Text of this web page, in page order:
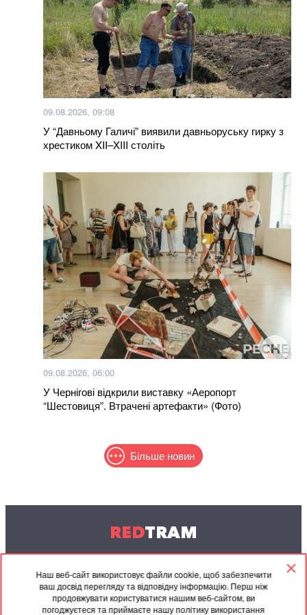
Наш веб-сайт використовує файли cookie, щоб забезпечити
ваш досвід перегляду та відповідну інформацію. Перш ніж
продовжувати користуватися нашим веб-сайтом, ви
погоджуєтеся та приймаєте нашу політику використання
09.08.2026, 09:08
У “Давньому Галичі” виявили давньоруську гирку з
хрестиком XII–XIII століть
09.08.2026, 06:00
У Чернігові відкрили виставку «Аеропорт
“Шестовиця”. Втрачені артефакти» (Фото)
Більше новин
REDTRAM
© 2004-2026 Redtram, Ltd.
Співпраця
Архів
Контакти